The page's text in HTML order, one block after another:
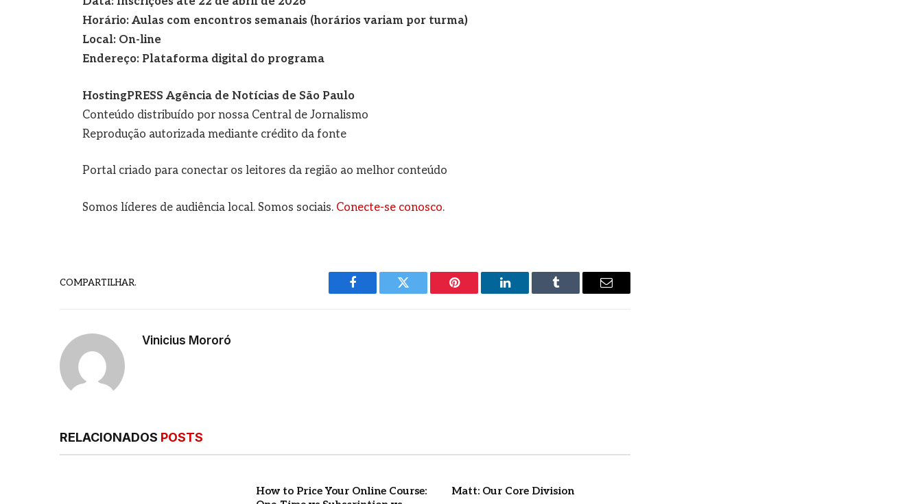
Horário: Aulas com encontros semanais (horários variam por turma)
Local: On-line
Endereço: Plataforma digital do programa
HostingPRESS Agência de Notícias de São Paulo
Conteúdo distribuído por nossa Central de Jornalismo
Reprodução autorizada mediante crédito da fonte
Portal criado para conectar os leitores da região ao melhor conteúdo
Somos líderes de audiência local. Somos sociais. Conecte-se conosco.
COMPARTILHAR.
Facebook Twitter Pinterest LinkedIn Tumblr
E-
Vinicius Mororó
RELACIONADOS POSTS
How to Price Your Online Course:
Matt: Our Core Division